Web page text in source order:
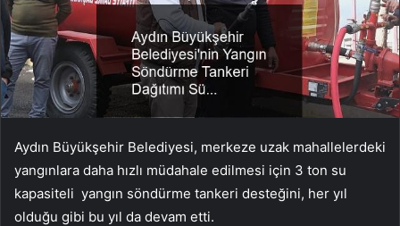
Aydın Büyükşehir Belediyesi, merkeze uzak mahallelerdeki
yangınlara daha hızlı müdahale edilmesi için 3 ton su
kapasiteli yangın söndürme tankeri desteğini, her yıl
olduğu gibi bu yıl da devam etti.